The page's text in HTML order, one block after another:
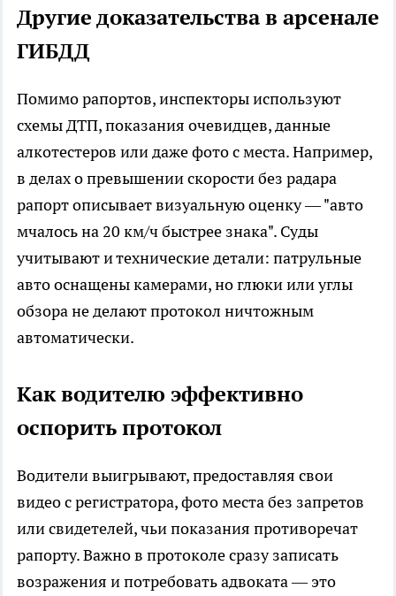
Другие доказательства в арсенале
ГИБДД
Помимо рапортов, инспекторы используют
схемы ДТП, показания очевидцев, данные
алкотестеров или даже фото с места. Например,
в делах о превышении скорости без радара
рапорт описывает визуальную оценку — "авто
мчалось на 20 км/ч быстрее знака". Суды
учитывают и технические детали: патрульные
авто оснащены камерами, но глюки или углы
обзора не делают протокол ничтожным
автоматически.​
Как водителю эффективно
оспорить протокол
Водители выигрывают, предоставляя свои
видео с регистратора, фото места без запретов
или свидетелей, чьи показания противоречат
рапорту. Важно в протоколе сразу записать
возражения и потребовать адвоката — это